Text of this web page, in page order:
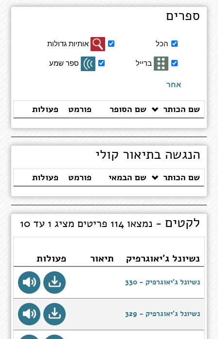
ספרים
תוצאות
הכל
אותיות גדולות
ברייל
ספר שמע
אחר
שם הכותר שם הסופר פורמט פעולות
הנגשה בתיאור קולי
שם הכותר שם הבמאי פורמט פעולות
לקטים - נמצאו 114 פריטים מציג 1 עד 10
נשיונל ג'יאוגרפיק תיאור פעולות
נשיונל ג'יאוגרפיק - 330
נשיונל ג'יאוגרפיק - 329